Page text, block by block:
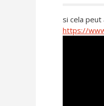
si cela peut
https://